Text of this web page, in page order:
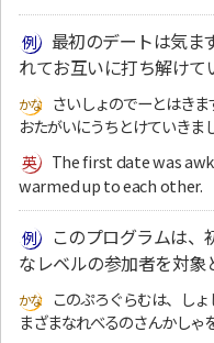
最初のデートは気ま
れてお互いに打ち解けて
さいしょのでーとはき
おたがいにうちとけていきま
The first date was
warmed up to each other.
このプログラムは、
なレベルの参加者を対象
このぷろぐらむは、し
まざまなれべるのさんかしゃ